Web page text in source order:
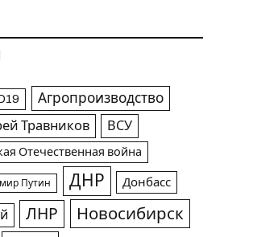
Агропроизводство
Травников ВСУ
Отечественная война
Путин ДНР Донбасс
ЛНР Новосибирск